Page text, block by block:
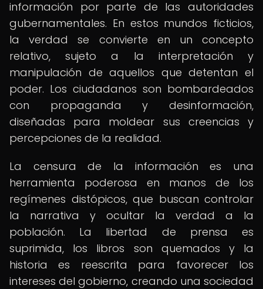
información por parte de las autoridades
gubernamentales. En estos mundos ficticios,
la verdad se convierte en un concepto
relativo, sujeto a la interpretación y
manipulación de aquellos que detentan el
poder. Los ciudadanos son bombardeados
con propaganda y desinformación,
diseñadas para moldear sus creencias y
percepciones de la realidad.
La censura de la información es una
herramienta poderosa en manos de los
regímenes distópicos, que buscan controlar
la narrativa y ocultar la verdad a la
población. La libertad de prensa es
suprimida, los libros son quemados y la
historia es reescrita para favorecer los
intereses del gobierno, creando una sociedad